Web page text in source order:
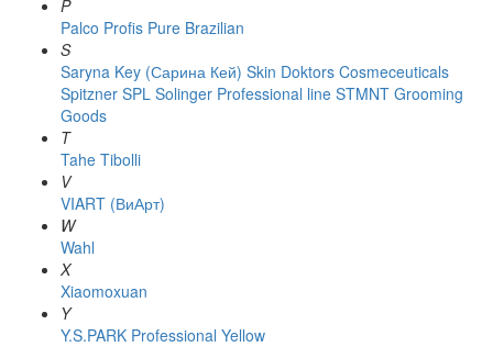
P
Palco Profis Pure Brazilian
S
Saryna Key (Сарина Кей) Skin Doktors Cosmeceuticals
Spitzner SPL Solinger Professional line STMNT Grooming
Goods
T
Tahe Tibolli
V
VIART (ВиАрт)
W
Wahl
X
Xiaomoxuan
Y
Y.S.PARK Professional Yellow